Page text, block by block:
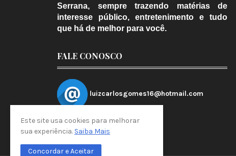
Serrana, sempre trazendo matérias de
interesse público, entretenimento e tudo
que há de melhor para você.
FALE CONOSCO
luizcarlosgomes16@hotmail.com
Este site usa cookies para melhorar
sua experiência. Saiba Mais
Concordar e Aceitar